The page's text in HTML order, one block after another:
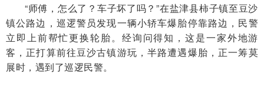
“师傅，怎么了？车子坏了吗？”在盐津县柿子镇至豆沙
镇公路边，巡逻警员发现一辆小轿车爆胎停靠路边，民警
立即上前帮忙更换轮胎。经询问得知，这是一家外地游
客，正打算前往豆沙古镇游玩，半路遭遇爆胎，正一筹莫
展时，遇到了巡逻民警。